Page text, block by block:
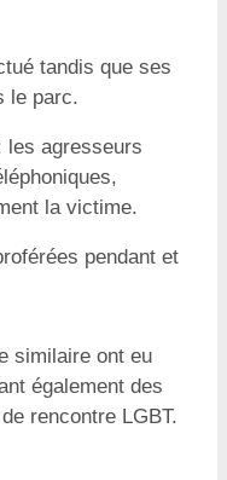
tandis que ses
le parc.
les agresseurs
la victime.
pendant et
similaire ont eu
également des
rencontre LGBT.